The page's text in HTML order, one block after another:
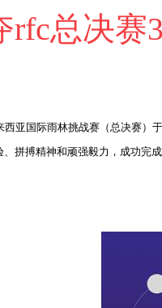
rfc总决赛
西亚国际雨林挑战赛（总决赛）
、拼搏精神和顽强毅力，成功完